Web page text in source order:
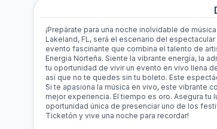
¡Prepárate para una noche inolvidable de
Lakeland, FL, será el escenario del espectacular
evento fascinante que combina el talento de
Energia Norteña. Siente la vibrante energía, la
tu oportunidad de vivir un evento en vivo llena
así que no te quedes sin tu boleto. Este
Si te apasiona la música en vivo, este vibrante
mejor experiencia. El tiempo es oro. Asegura
oportunidad única de presenciar uno de los
Ticketón y vive una noche para recordar!